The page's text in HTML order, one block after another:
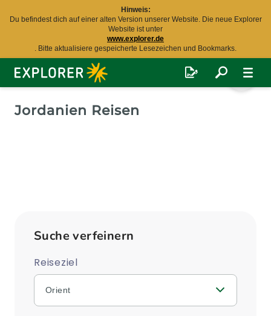
Hinweis:
Du befindest dich auf einer alten Version unserer Website. Die neue Explorer
Website ist unter
www.explorer.de
. Bitte aktualisiere gespeicherte Lesezeichen und Bookmarks.
Explorer
Fernreisen
Jordanien Reisen
Suche verfeinern
Reiseziel
Orient